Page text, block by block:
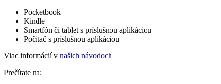
Pocketbook
Kindle
Smartfón či tablet s príslušnou aplikáciou
Počítač s príslušnou aplikáciou
Viac informácií v našich návodoch
Prečítate na: